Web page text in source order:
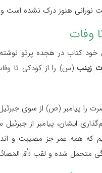
هنوز درک نشده است
وفات
خود کتاب در هجده پرتو
زینب(س) را از کودکی تا
را پیامبر (ص) از سوی
ایشان، پیامبر از
که همه‌ عمر جز مصیبت و
متحمل شده و لقب «اُمّ